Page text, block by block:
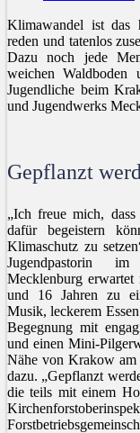
Klimawandel ist das
reden und tatenlos
Dazu noch jede
weichen Waldboden
Jugendliche beim
und Jugendwerks
Gepflanzt
„Ich freue mich,
dafür begeistern
Klimaschutz zu
Jugendpastorin im
Mecklenburg
und 16 Jahren zu
Musik, leckerem
Begegnung mit
und einen Mini-
Nähe von Krakow am
dazu. „Gepflanzt
die teils mit einem